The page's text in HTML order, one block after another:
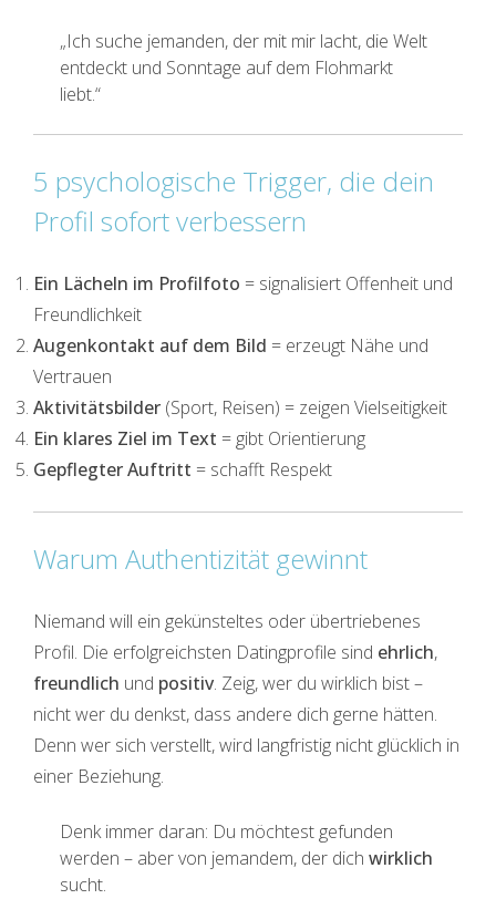
„Ich suche jemanden, der mit mir lacht, die Welt
entdeckt und Sonntage auf dem Flohmarkt
liebt.“
5 psychologische Trigger, die dein
Profil sofort verbessern
Ein Lächeln im Profilfoto = signalisiert Offenheit und
Freundlichkeit
Augenkontakt auf dem Bild = erzeugt Nähe und
Vertrauen
Aktivitätsbilder (Sport, Reisen) = zeigen Vielseitigkeit
Ein klares Ziel im Text = gibt Orientierung
Gepflegter Auftritt = schafft Respekt
Warum Authentizität gewinnt
Niemand will ein gekünsteltes oder übertriebenes
Profil. Die erfolgreichsten Datingprofile sind ehrlich,
freundlich und positiv. Zeig, wer du wirklich bist –
nicht wer du denkst, dass andere dich gerne hätten.
Denn wer sich verstellt, wird langfristig nicht glücklich in
einer Beziehung.
Denk immer daran: Du möchtest gefunden
werden – aber von jemandem, der dich wirklich
sucht.